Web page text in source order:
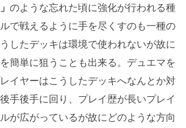
のような忘れた頃に強化が行われる種
で戦えるように手を尽くすのも一種の
したデッキは環境で使われないが故に
を簡単に狙うことも出来る。デュエマを
イヤーはこうしたデッキへなんとか対
手後手に回り、プレイ歴が長いプレイ
が広がっているが故にどのような方向